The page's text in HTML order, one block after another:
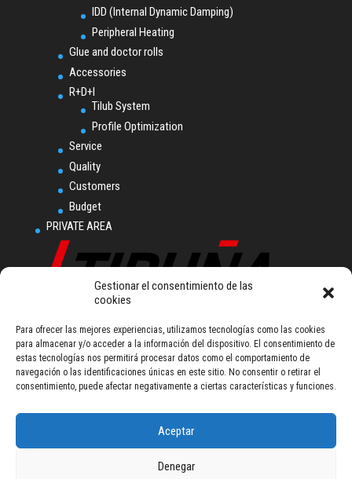
Gestionar el consentimiento de las
cookies
Para ofrecer las mejores experiencias, utilizamos tecnologías como las cookies
para almacenar y/o acceder a la información del dispositivo. El consentimiento de
estas tecnologías nos permitirá procesar datos como el comportamiento de
navegación o las identificaciones únicas en este sitio. No consentir o retirar el
consentimiento, puede afectar negativamente a ciertas características y funciones.
Aceptar
Denegar
IDD (Internal Dynamic Damping)
Peripheral Heating
Glue and doctor rolls
Accessories
R+D+I
Tilub System
Profile Optimization
Service
Quality
Customers
Budget
PRIVATE AREA
Tiruña, S.L.U.
Polígono Industrial
Ampliación Comarca I.
Calle L nº 2
Tel (+34) 948 355 111